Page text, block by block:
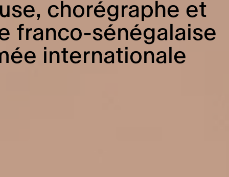
chorégraphe et
franco-sénégalaise
internationale